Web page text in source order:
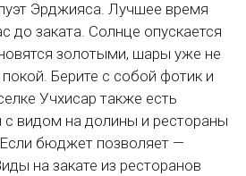
Эрджияса. Лучшее время
до заката. Солнце опускается
золотыми, шары уже не
Берите с собой фотик и
Учхисар также есть
с видом на долины и рестораны
Если бюджет позволяет —
на закате из ресторанов